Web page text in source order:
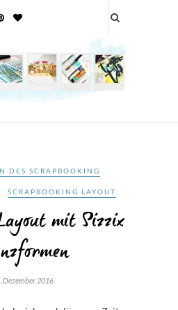
DES SCRAPBOOKING
SCRAPBOOKING LAYOUT
mit Sizzix
Dezember 2016